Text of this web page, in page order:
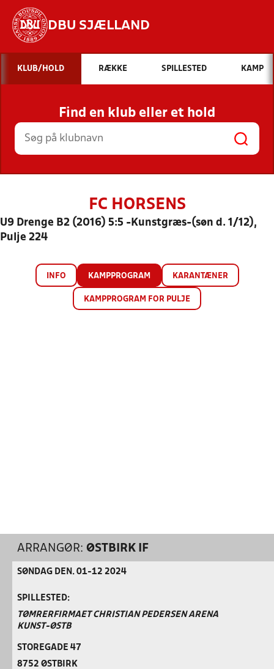
DBU SJÆLLAND
Hvad vil du søge efter?
INDHOLD OG NYHEDER
STILLINGER, RESULTATER, KLUBBER OG
HOLD
KLUB/HOLD RÆKKE SPILLESTED KAMP
Find en klub eller et hold
FC HORSENS
U9 Drenge B2 (2016) 5:5 -Kunstgræs-(søn d. 1/12),
Pulje 224
INFO KAMPPROGRAM KARANTÆNER
KAMPPROGRAM FOR PULJE
ARRANGØR: ØSTBIRK IF
SØNDAG DEN. 01-12 2024
SPILLESTED:
TØMRERFIRMAET CHRISTIAN PEDERSEN ARENA
KUNST-ØSTB
STOREGADE 47
8752 ØSTBIRK